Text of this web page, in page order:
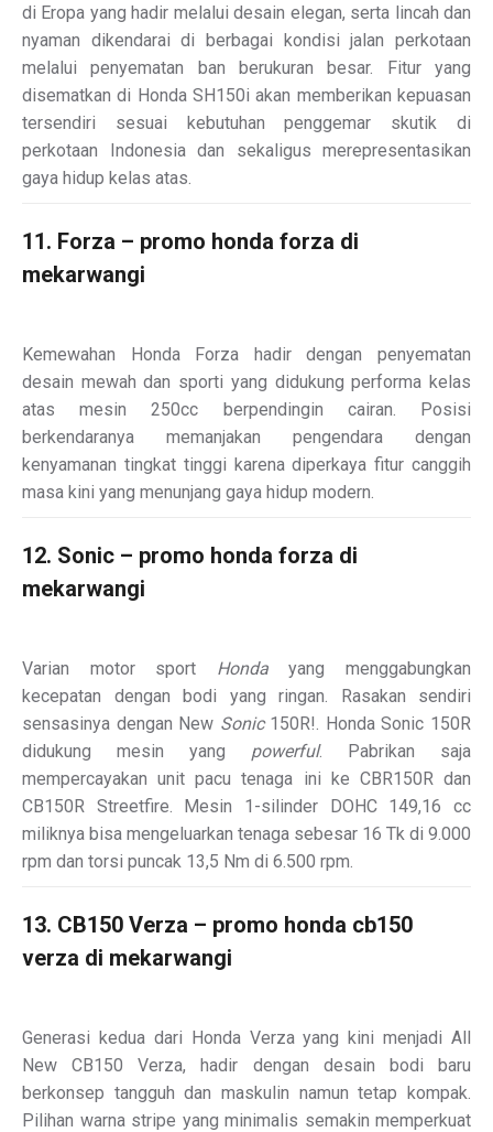
di Eropa yang hadir melalui desain elegan, serta lincah dan
nyaman dikendarai di berbagai kondisi jalan perkotaan
melalui penyematan ban berukuran besar. Fitur yang
disematkan di Honda SH150i akan memberikan kepuasan
tersendiri sesuai kebutuhan penggemar skutik di
perkotaan Indonesia dan sekaligus merepresentasikan
gaya hidup kelas atas.
11. Forza – promo honda forza di
mekarwangi
Kemewahan Honda Forza hadir dengan penyematan
desain mewah dan sporti yang didukung performa kelas
atas mesin 250cc berpendingin cairan. Posisi
berkendaranya memanjakan pengendara dengan
kenyamanan tingkat tinggi karena diperkaya fitur canggih
masa kini yang menunjang gaya hidup modern.
12. Sonic – promo honda forza di
mekarwangi
Varian motor sport Hondayang menggabungkan
kecepatan dengan bodi yang ringan. Rasakan sendiri
sensasinya dengan New Sonic150R!
. Honda Sonic 150R
didukung mesin yang powerful. Pabrikan saja
mempercayakan unit pacu tenaga ini ke CBR150R dan
CB150R Streetfire. Mesin 1-silinder DOHC 149,16 cc
miliknya bisa mengeluarkan tenaga sebesar 16 Tk di 9.000
rpm dan torsi puncak 13,5 Nm di 6.500 rpm.
13. CB150 Verza – promo honda cb150
verza di mekarwangi
Generasi kedua dari Honda Verza yang kini menjadi All
New CB150 Verza, hadir dengan desain bodi baru
berkonsep tangguh dan maskulin namun tetap kompak.
Pilihan warna stripe yang minimalis semakin memperkuat